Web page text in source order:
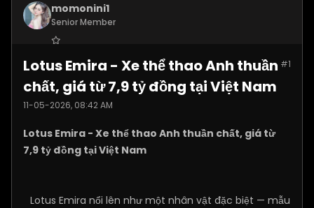
momonini1
Senior Member
Posts:5399 #1
Lotus Emira - Xe thể thao Anh thuần
chất, giá từ 7,9 tỷ đồng tại Việt Nam
11-05-2026, 08:42 AM
Lotus Emira - Xe thể thao Anh thuần chất, giá từ
7,9 tỷ đồng tại Việt Nam
Lotus Emira nổi lên như một nhân vật đặc biệt — mẫu